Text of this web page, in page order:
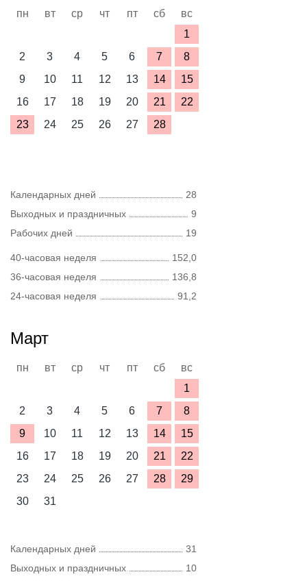
пн вт ср чт пт сб
вс
1
2
3 4 5 6 7
8
9
10 11 12 13 14
15
16
17 18 19 20 21
22
23
24 25 26 27 28
Календарных дней
28
Выходных и праздничных
9
Рабочих дней
19
40-часовая неделя
152,0
36-часовая неделя
136,8
24-часовая неделя
91,2
Март
пн вт ср чт пт сб
вс
1
2
3 4 5 6 7
8
9
10 11 12 13 14
15
16
17 18 19 20 21
22
23
24 25 26 27 28
29
30
31
Календарных дней
31
Выходных и праздничных
10